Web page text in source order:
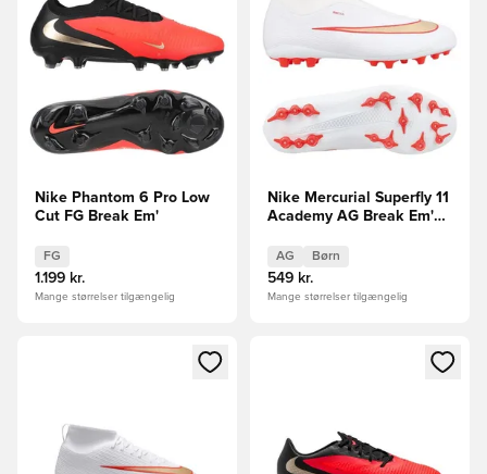
Nike Phantom 6 Pro Low
Cut FG Break Em'
FG
1.199 kr.
Mange størrelser tilgængelig
Nike Mercurial Superfly 11
Academy AG Break Em'
AG Børn
549 kr.
Mange størrelser tilgængelig
Åbner en Modal til at logge ind eller tilmelde dig som
Åbner en Modal til at logge